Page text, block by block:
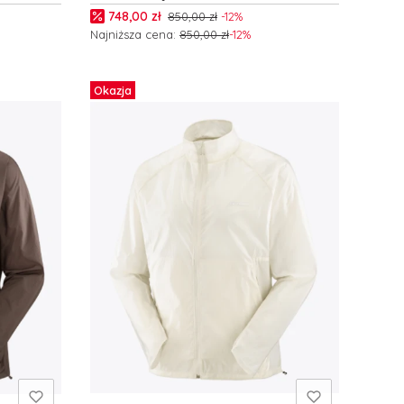
WP M C27685
Cena promocyjna
748,00 zł 850,00 zł -12%
Najniższa cena: 850,00 zł-12%
Okazja